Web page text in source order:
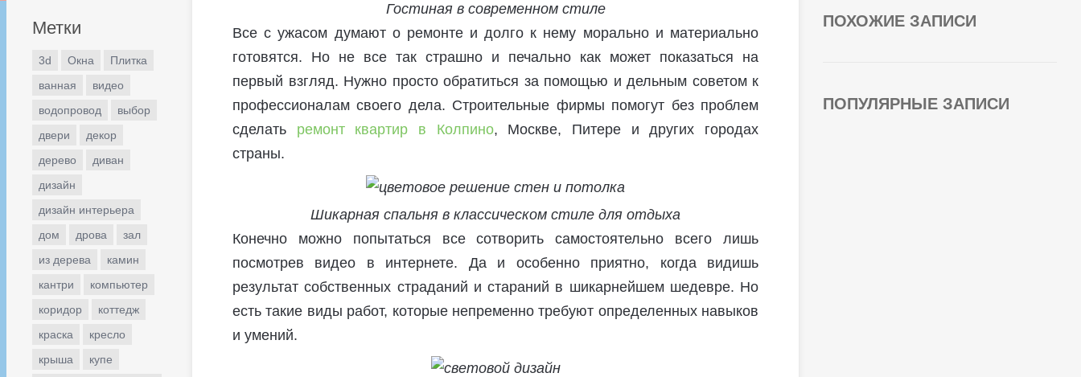
Метки
3d Окна
Плитка
ванная
видео
водопровод
выбор
двери
декор
дерево
диван
дизайн
дизайн интерьера
дом
дрова
зал
из дерева
камин
кантри
компьютер
коридор
коттедж
краска
кресло
крыша
купе
Гостиная в современном стиле
Все с ужасом думают о ремонте и долго к нему морально и материально
готовятся. Но не все так страшно и печально как может показаться на
первый взгляд. Нужно просто обратиться за помощью и дельным советом к
профессионалам своего дела. Строительные фирмы помогут без проблем
сделать ремонт квартир в Колпино, Москве, Питере и других городах
страны.
Шикарная спальня в классическом стиле для отдыха
Конечно можно попытаться все сотворить самостоятельно всего лишь
посмотрев видео в интернете. Да и особенно приятно, когда видишь
результат собственных страданий и стараний в шикарнейшем шедевре. Но
есть такие виды работ, которые непременно требуют определенных навыков
и умений.
ПОХОЖИЕ ЗАПИСИ
ПОПУЛЯРНЫЕ ЗАПИСИ